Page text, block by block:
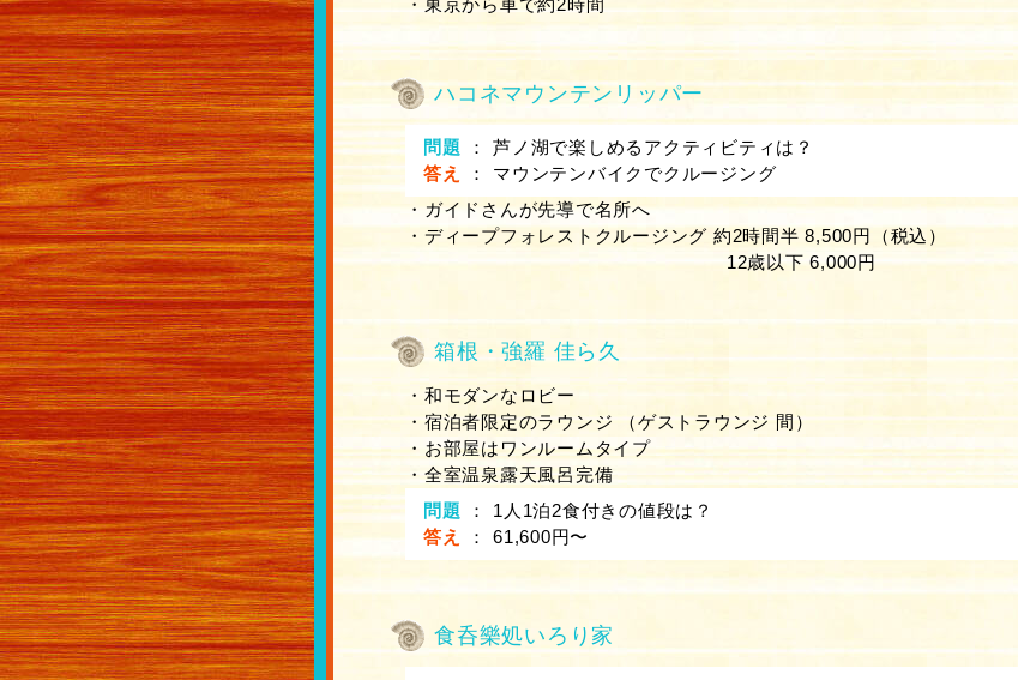
・東京から車で約2時間
ハコネマウンテンリッパー
問題 ： 芦ノ湖で楽しめるアクティビティは？
答え
：
マウンテンバイクでクルージング
・ガイドさんが先導で名所へ
・ディープフォレストクルージング 約2時間半 8,500円（税込）
12歳以下 6,000円
箱根・強羅 佳ら久
・和モダンなロビー
・宿泊者限定のラウンジ （ゲストラウンジ 間）
・お部屋はワンルームタイプ
・全室温泉露天風呂完備
問題
：
1人1泊2食付きの値段は？
答え
： 61,600円〜
食呑樂処いろり家